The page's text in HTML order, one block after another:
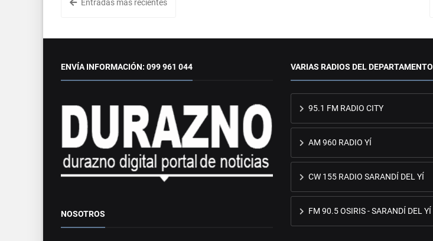
Entradas más recientes
ENVÍA INFORMACIÓN: 099 961 044
NOSOTROS
VARIAS RADIOS DEL DEPARTAMENTO
95.1 FM RADIO CITY
AM 960 RADIO YÍ
CW 155 RADIO SARANDÍ DEL YÍ
FM 90.5 OSIRIS - SARANDÍ DEL YÍ